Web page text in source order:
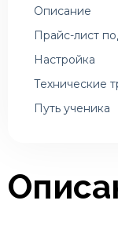
Описание
Прайс-лист
Настройка
Технические
Путь ученика